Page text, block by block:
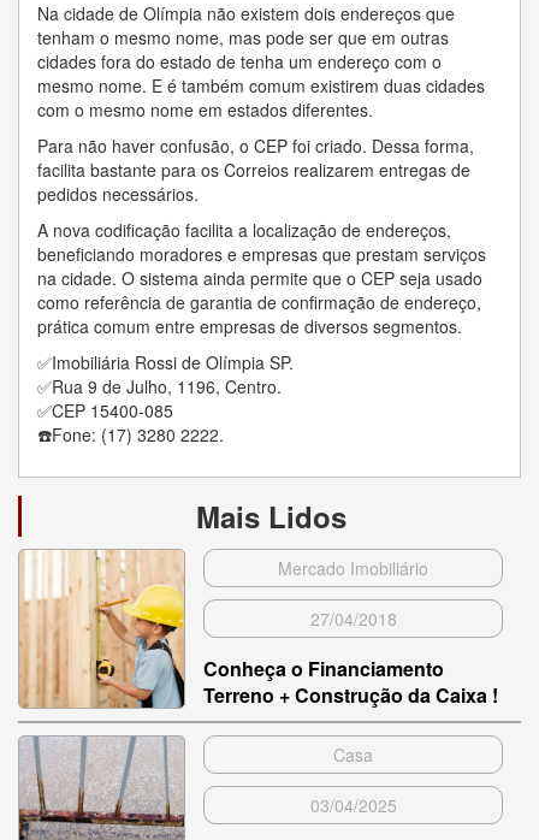
Na cidade de Olímpia não existem dois endereços que
tenham o mesmo nome, mas pode ser que em outras
cidades fora do estado de tenha um endereço com o
mesmo nome. E é também comum existirem duas cidades
com o mesmo nome em estados diferentes.
Para não haver confusão, o CEP foi criado. Dessa forma,
facilita bastante para os Correios realizarem entregas de
pedidos necessários.
A nova codificação facilita a localização de endereços,
beneficiando moradores e empresas que prestam serviços
na cidade. O sistema ainda permite que o CEP seja usado
como referência de garantia de confirmação de endereço,
prática comum entre empresas de diversos segmentos.
✅Imobiliária Rossi de Olímpia SP.
✅Rua 9 de Julho, 1196, Centro.
✅CEP 15400-085
☎️Fone: (17) 3280 2222.
Mais Lidos
Mercado Imobiliário
27/04/2018
Conheça o Financiamento
Terreno + Construção da Caixa !
Casa
03/04/2025